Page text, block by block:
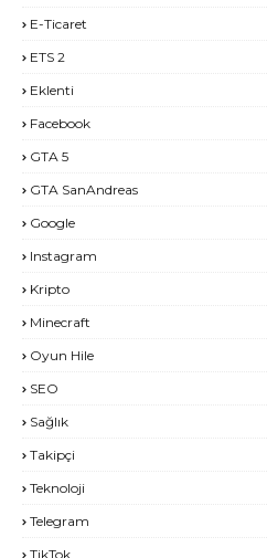
E-Ticaret
ETS 2
Eklenti
Facebook
GTA 5
GTA SanAndreas
Google
Instagram
Kripto
Minecraft
Oyun Hile
SEO
Sağlık
Takipçi
Teknoloji
Telegram
TikTok